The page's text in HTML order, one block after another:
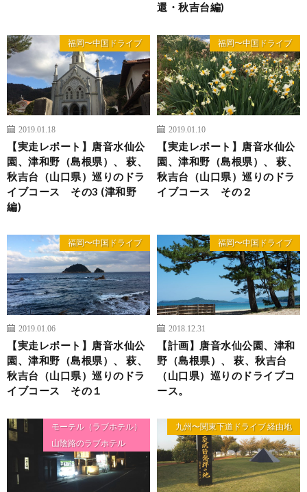
還・秋吉台編)
福岡〜中国ドライブ
2019.01.18
【実走レポート】唐音水仙公
園、津和野（島根県）、 萩、
秋吉台（山口県）巡りのドラ
イブコース その3 (津和野
編)
福岡〜中国ドライブ
2019.01.10
【実走レポート】唐音水仙公
園、津和野（島根県）、 萩、
秋吉台（山口県）巡りのドラ
イブコース その２
福岡〜中国ドライブ
2019.01.06
【実走レポート】唐音水仙公
園、津和野（島根県）、 萩、
秋吉台（山口県）巡りのドラ
イブコース その１
福岡〜中国ドライブ
2018.12.31
【計画】唐音水仙公園、津和
野（島根県）、 萩、秋吉台
（山口県）巡りのドライブコ
ース。
モーテル（ラブホテル）
山陰路のラブホテル
九州〜関東下道ドライブ 経由地